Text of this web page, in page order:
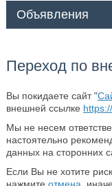
Объявления
Переход по
Вы покидаете сайт "
внешней ссылке
Мы не несем
настоятельно
данных на сторонних
Если Вы не хотите